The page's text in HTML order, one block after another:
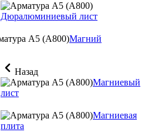
Дюралюминиевый лист
Магний
Назад
Магниевый
лист
Магниевая
плита